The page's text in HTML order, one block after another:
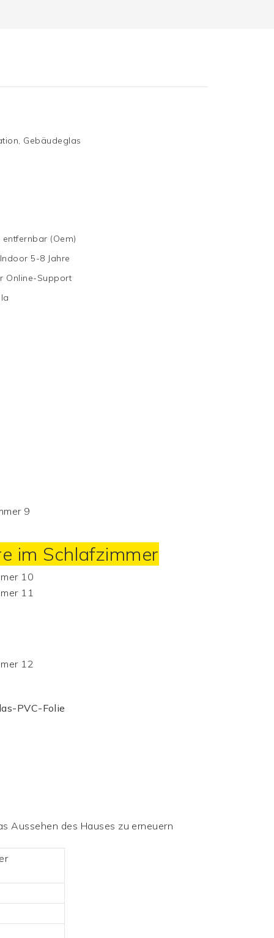
Gebäudeglas
(Oem)
5-8 Jahre
Online-Support
im Schlafzimmer
PVC-Folie
Aussehen des Hauses zu erneuern